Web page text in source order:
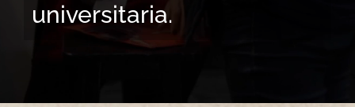
universitaria.